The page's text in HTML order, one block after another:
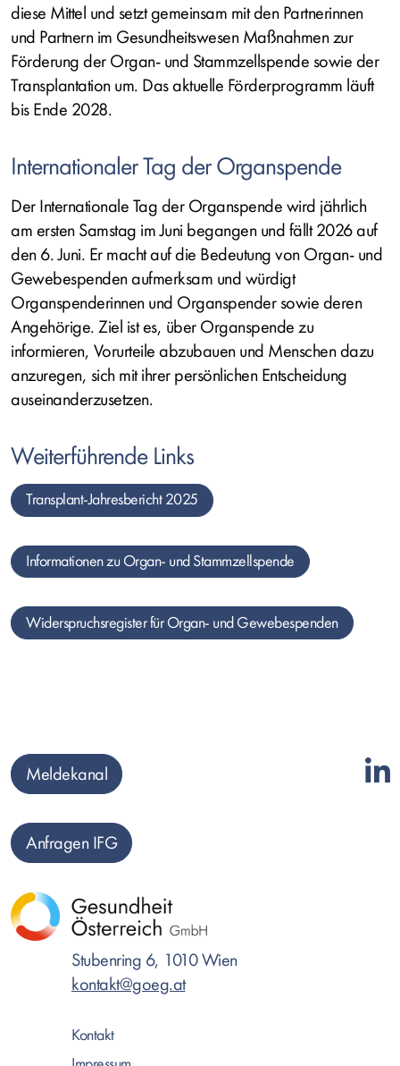
diese Mittel und setzt gemeinsam mit den Partnerinnen
und Partnern im Gesundheitswesen Maßnahmen zur
Förderung der Organ- und Stammzellspende sowie der
Transplantation um. Das aktuelle Förderprogramm läuft
bis Ende 2028.
Internationaler Tag der Organspende
Der Internationale Tag der Organspende wird jährlich
am ersten Samstag im Juni begangen und fällt 2026 auf
den 6. Juni. Er macht auf die Bedeutung von Organ- und
Gewebespenden aufmerksam und würdigt
Organspenderinnen und Organspender sowie deren
Angehörige. Ziel ist es, über Organspende zu
informieren, Vorurteile abzubauen und Menschen dazu
anzuregen, sich mit ihrer persönlichen Entscheidung
auseinanderzusetzen.
Weiterführende Links
Transplant-Jahresbericht 2025
Informationen zu Organ- und Stammzellspende
Widerspruchsregister für Organ- und Gewebespenden
Stubenring 6, 1010 Wien
kontakt@goeg.at
Kontakt
Meldekanal
Anfragen IFG